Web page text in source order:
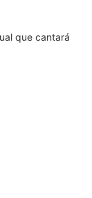
que cantará